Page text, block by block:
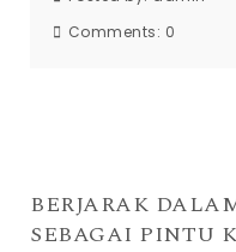
Comments: 0
BERJARAK
SEBAGAI PINTU